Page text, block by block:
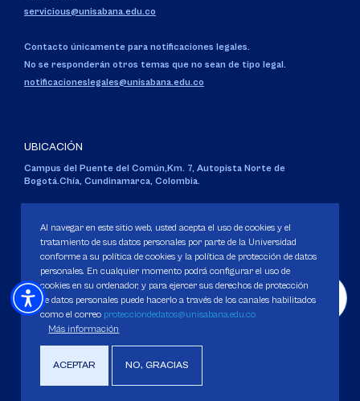
servicious@unisabana.edu.co
Contacto únicamente para notificaciones legales.
No se responderán otros temas que no sean de tipo legal.
notificacioneslegales@unisabana.edu.co
UBICACIÓN
Campus del Puente del Común,Km. 7, Autopista Norte de
Bogotá.Chía, Cundinamarca, Colombia.
Personería Jurídica:Resolución 130 del 14 de enero de 1980.
Ministerio de Educación Nacional.
Política de Protección de datos
Derechos Pecuniarios
Al navegar en este sitio web, usted acepta el uso de cookies y el
tratamiento de sus datos personales por parte de la Universidad
conforme a su política de cookies y la política de protección de datos
personales. En cualquier momento podrá configurar el uso de
cookies en su ordenador, y para ejercer sus derechos de protección
de datos personales puede hacerlo a través de los canales habilitados
como el correo protecciondedatos@unisabana.edu.co
Más información
ACEPTAR NO, GRACIAS